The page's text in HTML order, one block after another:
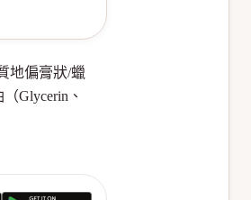
地偏膏狀/蠟
Glycerin、